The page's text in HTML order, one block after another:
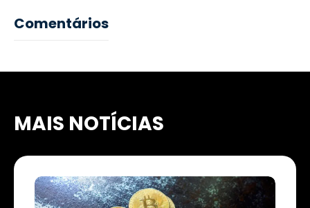
Comentários
MAIS NOTÍCIAS